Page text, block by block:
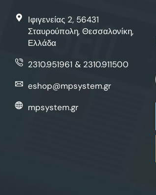
Ιφιγενείας 2, 56431
Σταυρούπολη, Θεσσαλονίκη,
Ελλάδα
2310.951961 & 2310.911500
eshop@mpsystem.gr
mpsystem.gr